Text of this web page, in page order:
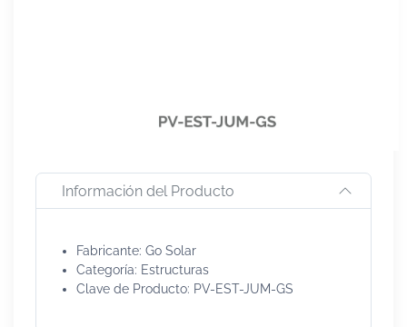
Información del Producto
Fabricante: Go Solar
Categoría: Estructuras
Clave de Producto: PV-EST-JUM-GS